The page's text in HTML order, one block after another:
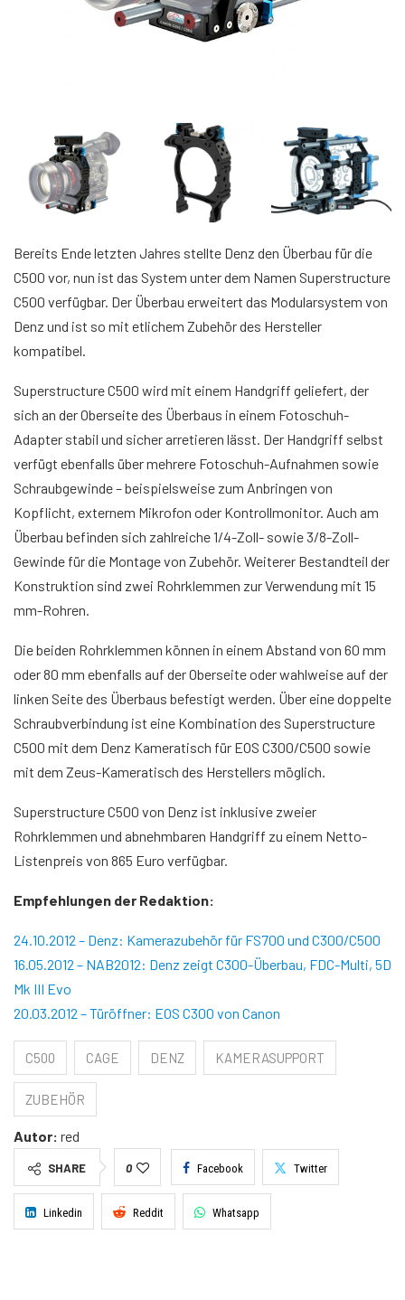
Bereits Ende letzten Jahres stellte Denz den Überbau für die
C500 vor, nun ist das System unter dem Namen Superstructure
C500 verfügbar. Der Überbau erweitert das Modularsystem von
Denz und ist so mit etlichem Zubehör des Hersteller
kompatibel.
Superstructure C500 wird mit einem Handgriff geliefert, der
sich an der Oberseite des Überbaus in einem Fotoschuh-
Adapter stabil und sicher arretieren lässt. Der Handgriff selbst
verfügt ebenfalls über mehrere Fotoschuh-Aufnahmen sowie
Schraubgewinde – beispielsweise zum Anbringen von
Kopflicht, externem Mikrofon oder Kontrollmonitor. Auch am
Überbau befinden sich zahlreiche 1/4-Zoll- sowie 3/8-Zoll-
Gewinde für die Montage von Zubehör. Weiterer Bestandteil der
Konstruktion sind zwei Rohrklemmen zur Verwendung mit 15
mm-Rohren.
Die beiden Rohrklemmen können in einem Abstand von 60 mm
oder 80 mm ebenfalls auf der Oberseite oder wahlweise auf der
linken Seite des Überbaus befestigt werden. Über eine doppelte
Schraubverbindung ist eine Kombination des Superstructure
C500 mit dem Denz Kameratisch für EOS C300/C500 sowie
mit dem Zeus-Kameratisch des Herstellers möglich.
Superstructure C500 von Denz ist inklusive zweier
Rohrklemmen und abnehmbaren Handgriff zu einem Netto-
Listenpreis von 865 Euro verfügbar.
Empfehlungen der Redaktion:
24.10.2012 – Denz: Kamerazubehör für FS700 und C300/C500
16.05.2012 – NAB2012: Denz zeigt C300-Überbau, FDC-Multi, 5D
Mk III Evo
20.03.2012 – Türöffner: EOS C300 von Canon
C500 CAGE DENZ KAMERASUPPORT
ZUBEHÖR
Autor: red
SHARE 0 Facebook Twitter
Linkedin Reddit Whatsapp